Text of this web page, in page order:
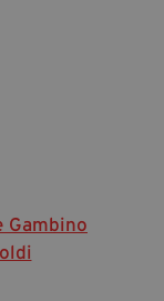
Gambino